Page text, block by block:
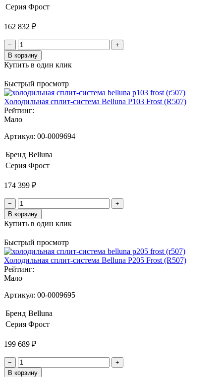
Серия Фрост
162 832 ₽
−
+
В корзину
Купить в один клик
Быстрый просмотр
Холодильная сплит-система Belluna P103 Frost (R507)
Рейтинг:
Мало
Артикул: 00-0009694
Бренд Belluna
Серия Фрост
174 399 ₽
−
+
В корзину
Купить в один клик
Быстрый просмотр
Холодильная сплит-система Belluna P205 Frost (R507)
Рейтинг:
Мало
Артикул: 00-0009695
Бренд Belluna
Серия Фрост
199 689 ₽
−
+
В корзину